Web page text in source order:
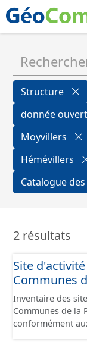
Structure
donnée
Moyvillers
Hémévillers
Catalogue
2 résultats
Site
Communes
Inventaire des
Communes de la
conformément